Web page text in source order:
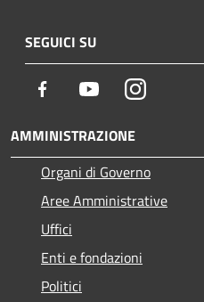
SEGUICI SU
Facebook YoutubeInstagram
AMMINISTRAZIONE
Organi di Governo
Aree Amministrative
Uffici
Enti e fondazioni
Politici